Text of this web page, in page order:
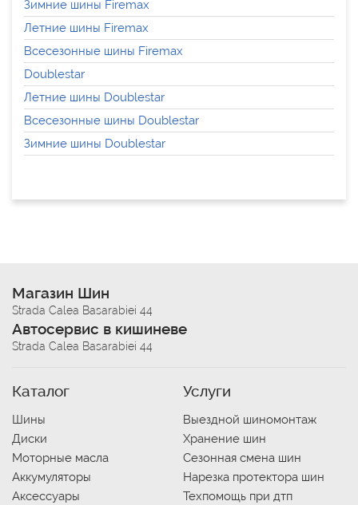
Зимние шины Firemax
Летние шины Firemax
Всесезонные шины Firemax
Doublestar
Летние шины Doublestar
Всесезонные шины Doublestar
Зимние шины Doublestar
Магазин Шин
Strada Calea Basarabiei 44
Автосервис в кишиневе
Strada Calea Basarabiei 44
Каталог
Шины
Диски
Моторные масла
Аккумуляторы
Аксессуары
Услуги
Выездной шиномонтаж
Хранение шин
Сезонная смена шин
Нарезка протектора шин
Техпомощь при дтп